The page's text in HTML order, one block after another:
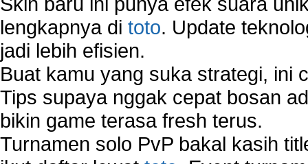
lengkapnya di toto. Update
jadi lebih efisien.
Buat kamu yang suka strategi, ini
Tips supaya nggak cepat bosan
bikin game terasa fresh terus.
Turnamen solo PvP bakal kasih